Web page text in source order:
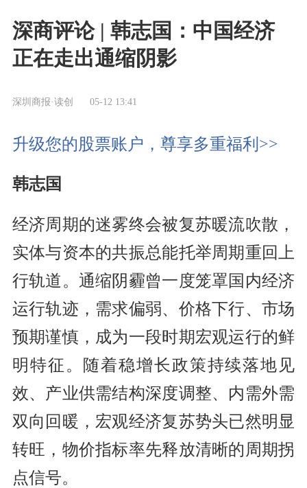
深商评论 | 韩志国：中国经济
正在走出通缩阴影
深圳商报·读创 05-12 13:41
升级您的股票账户，尊享多重福利>>
韩志国
经济周期的迷雾终会被复苏暖流吹散，
实体与资本的共振总能托举周期重回上
行轨道。通缩阴霾曾一度笼罩国内经济
运行轨迹，需求偏弱、价格下行、市场
预期谨慎，成为一段时期宏观运行的鲜
明特征。随着稳增长政策持续落地见
效、产业供需结构深度调整、内需外需
双向回暖，宏观经济复苏势头已然明显
转旺，物价指标率先释放清晰的周期拐
点信号。